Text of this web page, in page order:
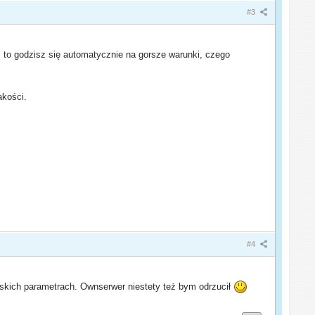
#3
godzisz się automatycznie na gorsze warunki, czego
#4
parametrach. Ownserwer niestety też bym odrzucił